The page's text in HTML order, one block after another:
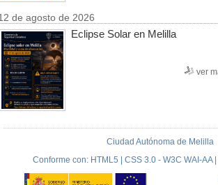
de agosto de 2026
Eclipse Solar en Melilla
ver
Ciudad Autónoma de Melilla
Conforme con: HTML5 | CSS 3.0 - W3C WAI-AA